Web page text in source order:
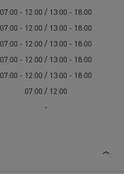
07:00 - 12:00 / 13:00 - 18:00
07:00 - 12:00 / 13:00 - 18:00
07:00 - 12:00 / 13:00 - 18:00
07:00 - 12:00 / 13:00 - 18:00
07:00 - 12:00 / 13:00 - 18:00
07:00 / 12:00
-